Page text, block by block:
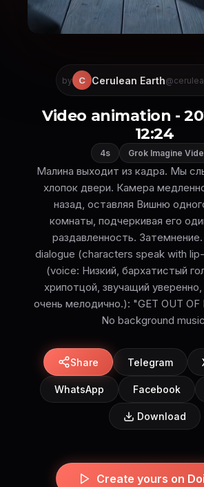
by C Cerulean Earth
Video animation -
12:24
4s Grok Imagine
Малина выходит из кадра. Мы
хлопок двери. Камера
назад, оставляя Вишню
комнаты, подчеркивая его
раздавленность.
dialogue (characters speak with
(voice: Низкий, бархатистый
хрипотцой, звучащий
очень мелодично.): "GET OUT OF
No background
Share Telegram
WhatsApp Facebook
Download
Create yours on